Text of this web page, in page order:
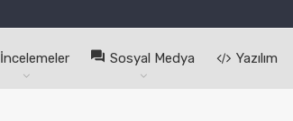
İncelemeler Sosyal Medya Yazılım